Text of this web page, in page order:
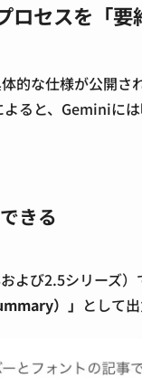
セスを「要
的な仕様が公開さ
ると、Geminiに
きる
び2.5シリーズ）
）」 として